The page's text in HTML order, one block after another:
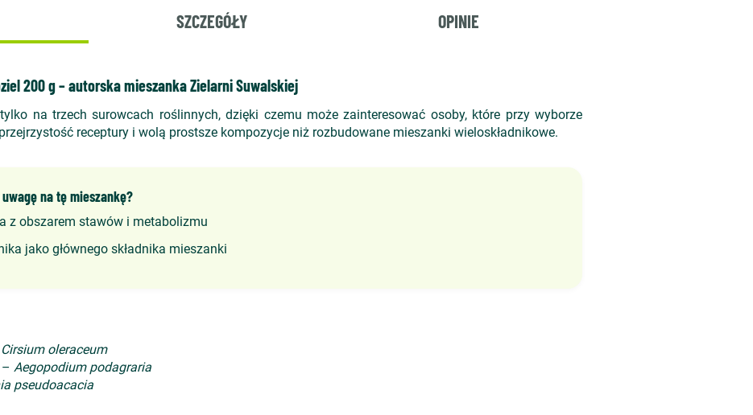
SZCZEGÓŁY OPINIE
200 g – autorska mieszanka Zielarni Suwalskiej
na trzech surowcach roślinnych, dzięki czemu może zainteresować osoby, które przy wyborze
receptury i wolą prostsze kompozycje niż rozbudowane mieszanki wieloskładnikowe.
na tę mieszankę?
z obszarem stawów i metabolizmu
jako głównego składnika mieszanki
Cirsium oleraceum
– Aegopodium podagraria
pseudoacacia